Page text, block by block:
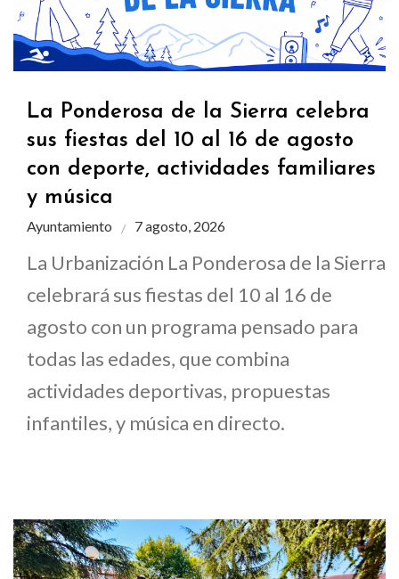
La Ponderosa de la Sierra celebra
sus fiestas del 10 al 16 de agosto
con deporte, actividades familiares
y música
Ayuntamiento 7 agosto, 2026
La Urbanización La Ponderosa de la Sierra
celebrará sus fiestas del 10 al 16 de
agosto con un programa pensado para
todas las edades, que combina
actividades deportivas, propuestas
infantiles, y música en directo.